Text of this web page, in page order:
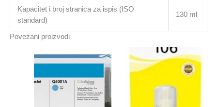
Kapacitet i broj stranica za ispis (ISO
standard)
130 ml
Povezani proizvodi